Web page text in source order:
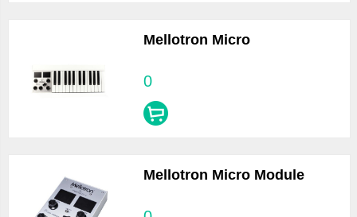
Mellotron Micro
0
Mellotron Micro Module